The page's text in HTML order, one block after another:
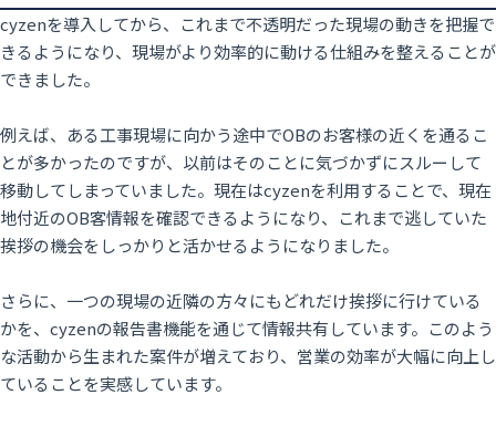
cyzenを導入してから、これまで不透明だった現場の動きを把握で
きるようになり、現場がより効率的に動ける仕組みを整えることが
できました。
例えば、ある工事現場に向かう途中でOBのお客様の近くを通るこ
とが多かったのですが、以前はそのことに気づかずにスルーして
移動してしまっていました。現在はcyzenを利用することで、現在
地付近のOB客情報を確認できるようになり、これまで逃していた
挨拶の機会をしっかりと活かせるようになりました。
さらに、一つの現場の近隣の方々にもどれだけ挨拶に行けている
かを、cyzenの報告書機能を通じて情報共有しています。このよう
な活動から生まれた案件が増えており、営業の効率が大幅に向上し
ていることを実感しています。